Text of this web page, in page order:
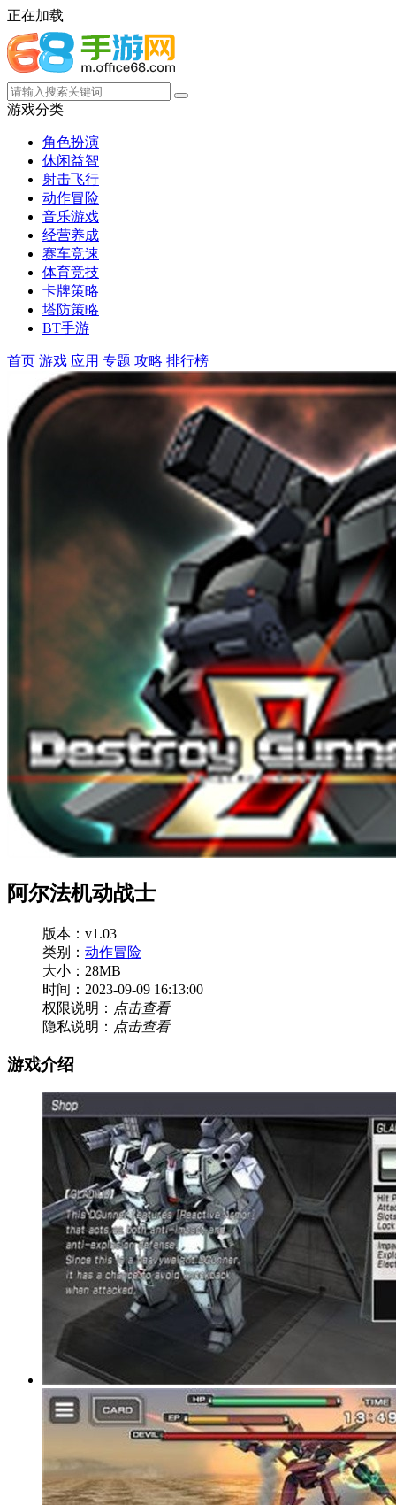
正在加载
游戏分类
角色扮演
休闲益智
射击飞行
动作冒险
音乐游戏
经营养成
赛车竞速
体育竞技
卡牌策略
塔防策略
BT手游
首页 游戏 应用 专题 攻略 排行榜
阿尔法机动战士
版本：v1.03
类别： 动作冒险
大小：28MB
时间：2023-09-09 16:13:00
权限说明： 点击查看
隐私说明： 点击查看
游戏介绍